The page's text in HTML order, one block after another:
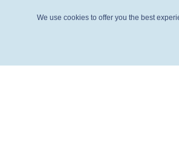
We use cookies to offer you the best